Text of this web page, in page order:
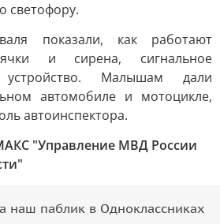
светофору.
показали, как работают
и сирена, сигнальное
устройство. Малышам дали
автомобиле и мотоцикле,
автоинспектора.
"Управление МВД России
наш паблик в Одноклассниках